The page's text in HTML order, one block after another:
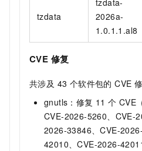
tzdata
tzdata-
2026a-
1.0.1.1.al8
CVE 修复
共涉及 43 个软件包的 CVE
gnutls：修复 11 个 CVE
CVE-2026-5260、CVE-
2026-33846、CVE-
42010、CVE-2026-